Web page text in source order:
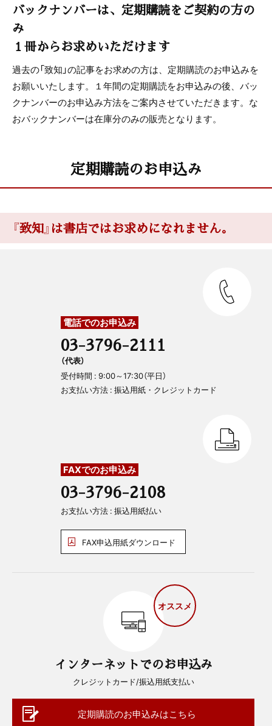
バックナンバーは、定期購読をご契約の方の
み
１冊からお求めいただけます
過去の「致知」の記事をお求めの方は、定期購読のお申込みを
お願いいたします。１年間の定期購読をお申込みの後、バッ
クナンバーのお申込み方法をご案内させていただきます。な
おバックナンバーは在庫分のみの販売となります。
定期購読のお申込み
『致知』は書店ではお求めになれません。
電話でのお申込み
03-3796-2111
（代表）
受付時間 : 9:00～17:30（平日）
お支払い方法 : 振込用紙・クレジットカード
FAXでのお申込み
03-3796-2108
お支払い方法 : 振込用紙払い
FAX申込用紙ダウンロード
オススメ
インターネットでのお申込み
クレジットカード/振込用紙支払い
定期購読のお申込みはこちら